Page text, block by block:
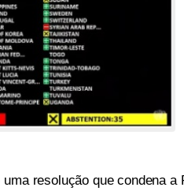
resolução que condena a